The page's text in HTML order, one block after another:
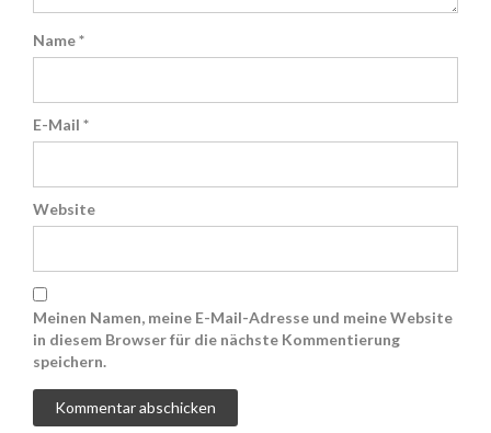
Name*
E-Mail *
Website
Meinen Namen, meine E-Mail-Adresse und meine Website
in diesem Browser für die nächste Kommentierung
speichern.